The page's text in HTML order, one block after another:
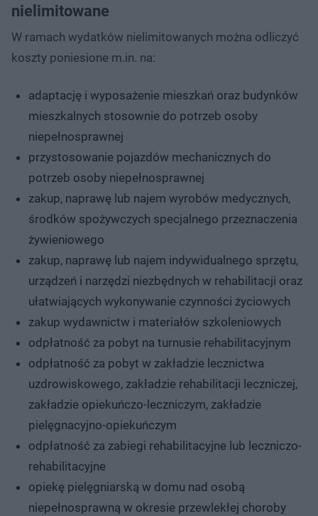
nielimitowane
W ramach wydatków nielimitowanych można odliczyć
koszty poniesione m.in. na:
adaptację i wyposażenie mieszkań oraz budynków
mieszkalnych stosownie do potrzeb osoby
niepełnosprawnej
przystosowanie pojazdów mechanicznych do
potrzeb osoby niepełnosprawnej
zakup, naprawę lub najem wyrobów medycznych,
środków spożywczych specjalnego przeznaczenia
żywieniowego
zakup, naprawę lub najem indywidualnego sprzętu,
urządzeń i narzędzi niezbędnych w rehabilitacji oraz
ułatwiających wykonywanie czynności życiowych
zakup wydawnictw i materiałów szkoleniowych
odpłatność za pobyt na turnusie rehabilitacyjnym
odpłatność za pobyt w zakładzie lecznictwa
uzdrowiskowego, zakładzie rehabilitacji leczniczej,
zakładzie opiekuńczo-leczniczym, zakładzie
pielęgnacyjno-opiekuńczym
odpłatność za zabiegi rehabilitacyjne lub leczniczo-
rehabilitacyjne
opiekę pielęgniarską w domu nad osobą
niepełnosprawną w okresie przewlekłej choroby